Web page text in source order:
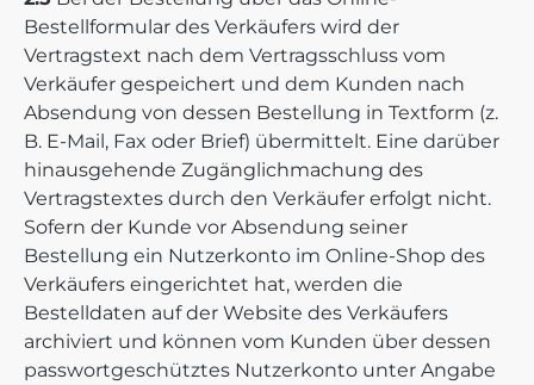
Bestellformular des Verkäufers wird der
Vertragstext nach dem Vertragsschluss vom
Verkäufer gespeichert und dem Kunden nach
Absendung von dessen Bestellung in Textform (z.
B. E-Mail, Fax oder Brief) übermittelt. Eine darüber
hinausgehende Zugänglichmachung des
Vertragstextes durch den Verkäufer erfolgt nicht.
Sofern der Kunde vor Absendung seiner
Bestellung ein Nutzerkonto im Online-Shop des
Verkäufers eingerichtet hat, werden die
Bestelldaten auf der Website des Verkäufers
archiviert und können vom Kunden über dessen
passwortgeschütztes Nutzerkonto unter Angabe